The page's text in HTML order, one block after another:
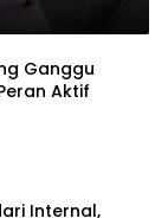
Ganggu
Aktif
Internal,